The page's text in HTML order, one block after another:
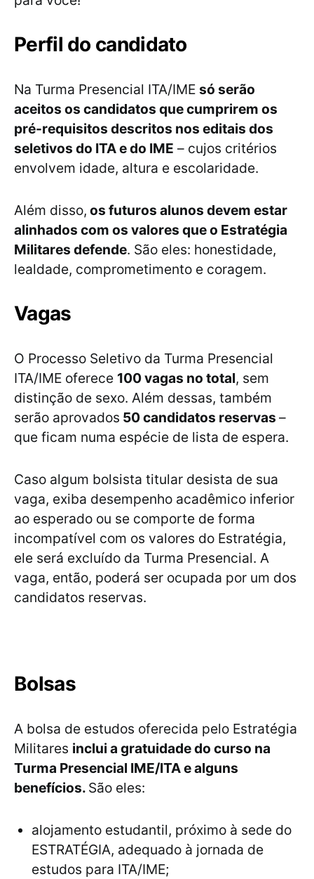
Perfil do candidato
Na Turma Presencial ITA/IME só serão
aceitos os candidatos que cumprirem os
pré-requisitos descritos nos editais dos
seletivos do ITA e do IME – cujos critérios
envolvem idade, altura e escolaridade.
Além disso, os futuros alunos devem estar
alinhados com os valores que o Estratégia
Militares defende. São eles: honestidade,
lealdade, comprometimento e coragem.
Vagas
O Processo Seletivo da Turma Presencial
ITA/IME oferece 100 vagas no total, sem
distinção de sexo. Além dessas, também
serão aprovados 50 candidatos reservas –
que ficam numa espécie de lista de espera.
Caso algum bolsista titular desista de sua
vaga, exiba desempenho acadêmico inferior
ao esperado ou se comporte de forma
incompatível com os valores do Estratégia,
ele será excluído da Turma Presencial. A
vaga, então, poderá ser ocupada por um dos
candidatos reservas.
Bolsas
A bolsa de estudos oferecida pelo Estratégia
Militares inclui a gratuidade do curso na
Turma Presencial IME/ITA e alguns
benefícios. São eles:
alojamento estudantil, próximo à sede do
ESTRATÉGIA, adequado à jornada de
estudos para ITA/IME;